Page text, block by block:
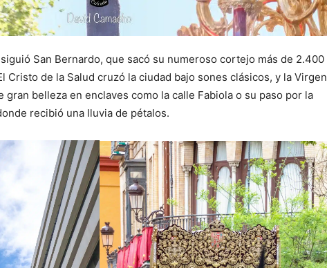
San Bernardo, que sacó su numeroso cortejo más de 2.400
Cristo de la Salud cruzó la ciudad bajo sones clásicos, y la Virgen
gran belleza en enclaves como la calle Fabiola o su paso por la
recibió una lluvia de pétalos.